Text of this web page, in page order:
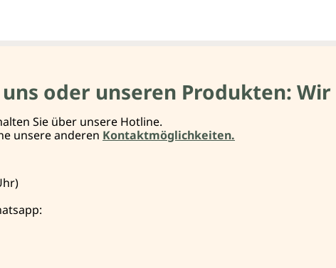
uns oder unseren Produkten:
Sie über unsere Hotline.
unsere anderen Kontaktmöglichkeiten.